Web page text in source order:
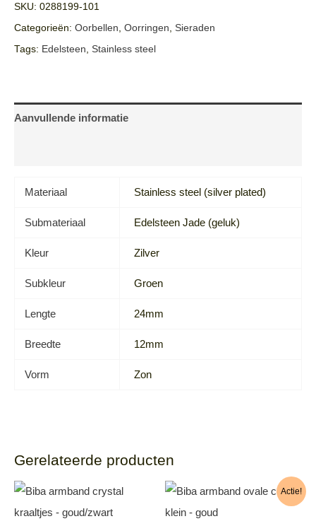
SKU: 0288199-101
Categorieën: Oorbellen Oorringen Sieraden
Tags: Edelsteen Stainless steel
Aanvullende informatie
Materiaal Stainless steel (silver plated)
Submateriaal Edelsteen Jade (geluk)
Kleur Zilver
Subkleur Groen
Lengte 24mm
Breedte 12mm
Vorm Zon
Gerelateerde producten
Actie!